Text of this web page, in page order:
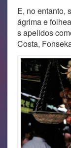
E, no entanto,
ágrima e
s apelidos
Costa,